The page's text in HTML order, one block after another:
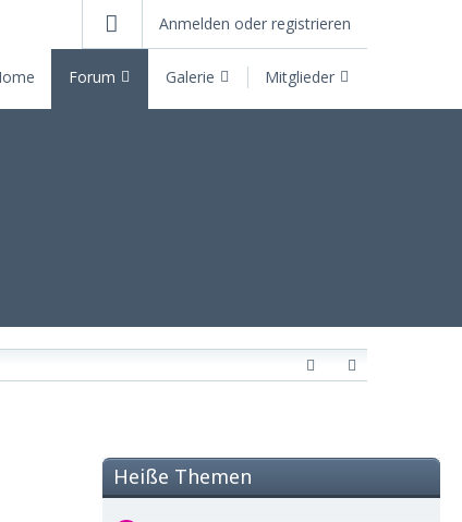
Forum Galerie Mitglieder
Anmelden oder registrieren
Heiße Themen